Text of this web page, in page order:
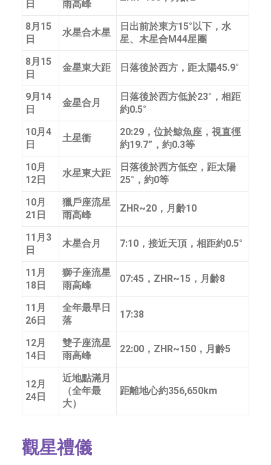
日 雨高峰
8月15
日
水星合木星
日出前於東方15°以下，水
星、木星合M44星團
8月15
日
金星東大距 日落後於西方，距太陽45.9°
9月14
日
金星合月
日落後於西方低於23°，相距
約0.5°
10月4
日
土星衝
20:29，位於鯨魚座，視直徑
約19.7”，約0.3等
10月
12日
水星東大距
日落後於西方低空，距太陽
25°，約0等
10月
21日
獵戶座流星
雨高峰
ZHR~20，月齡10
11月3
日
木星合月 7:10，接近天頂，相距約0.5°
11月
18日
獅子座流星
雨高峰
07:45，ZHR~15，月齡8
11月
26日
全年最早日
落
17:38
12月
14日
雙子座流星
雨高峰
22:00，ZHR~150，月齡5
12月
24日
近地點滿月
（全年最
大）
距離地心約356,650km
觀星禮儀